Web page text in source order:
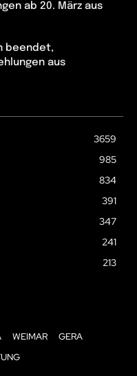
ab 20. März aus
beendet,
aus
3659
985
834
391
347
241
213
WEIMAR
GERA